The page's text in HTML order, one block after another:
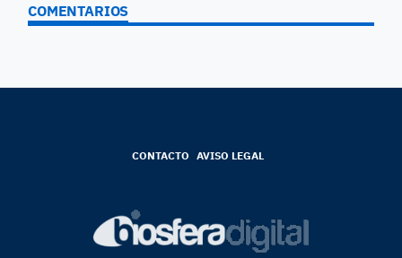
COMENTARIOS
CONTACTO AVISO LEGAL